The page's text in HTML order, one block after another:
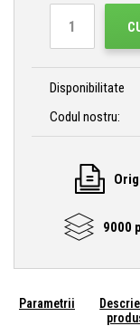
Disponibilitate
Codul nostru:
9000
Parametrii